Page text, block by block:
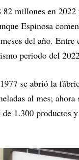
millones en
Espinosa
del año.
periodo del
se abrió la
al mes;
1.300 productos